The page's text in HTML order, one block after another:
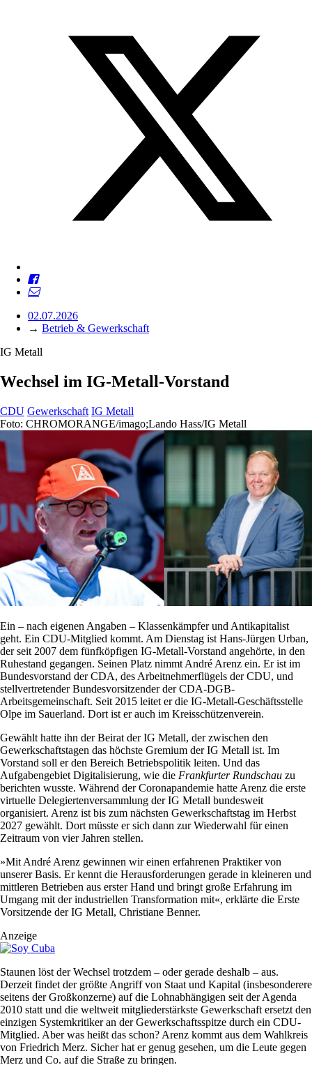
02.07.2026
→ Betrieb & Gewerkschaft
IG Metall
Wechsel im IG-Metall-Vorstand
CDU Gewerkschaft IG Metall
Foto: CHROMORANGE/imago;Lando Hass/IG Metall
Ein – nach eigenen Angaben – Klassenkämpfer und Antikapitalist
geht. Ein CDU-Mitglied kommt. Am Dienstag ist Hans-Jürgen Urban,
der seit 2007 dem fünfköpfigen IG-Metall-Vorstand angehörte, in den
Ruhestand gegangen. Seinen Platz nimmt André Arenz ein. Er ist im
Bundesvorstand der CDA, des Arbeitnehmerflügels der CDU, und
stellvertretender Bundesvorsitzender der CDA-DGB-
Arbeitsgemeinschaft. Seit 2015 leitet er die IG-Metall-Geschäftsstelle
Olpe im Sauerland. Dort ist er auch im Kreisschützenverein.
Gewählt hatte ihn der Beirat der IG Metall, der zwischen den
Gewerkschaftstagen das höchste Gremium der IG Metall ist. Im
Vorstand soll er den Bereich Betriebspolitik leiten. Und das
Aufgabengebiet Digitalisierung, wie die Frankfurter Rundschau zu
berichten wusste. Während der Coronapandemie hatte Arenz die erste
virtuelle Delegiertenversammlung der IG Metall bundesweit
organisiert. Arenz ist bis zum nächsten Gewerkschaftstag im Herbst
2027 gewählt. Dort müsste er sich dann zur Wiederwahl für einen
Zeitraum von vier Jahren stellen.
»Mit André Arenz gewinnen wir einen erfahrenen Praktiker von
unserer Basis. Er kennt die Herausforderungen gerade in kleineren und
mittleren Betrieben aus erster Hand und bringt große Erfahrung im
Umgang mit der industriellen Transformation mit«, erklärte die Erste
Vorsitzende der IG Metall, Christiane Benner.
Anzeige
Staunen löst der Wechsel trotzdem – oder gerade deshalb – aus.
Derzeit findet der größte Angriff von Staat und Kapital (insbesonderere
seitens der Großkonzerne) auf die Lohnabhängigen seit der Agenda
2010 statt und die weltweit mitgliederstärkste Gewerkschaft ersetzt den
einzigen Systemkritiker an der Gewerkschaftsspitze durch ein CDU-
Mitglied. Aber was heißt das schon? Arenz kommt aus dem Wahlkreis
von Friedrich Merz. Sicher hat er genug gesehen, um die Leute gegen
Merz und Co. auf die Straße zu bringen.